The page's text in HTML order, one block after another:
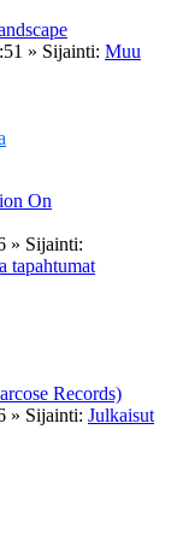
» Sijainti: Muu
On
» Sijainti:
tapahtumat
Records)
» Sijainti: Julkaisut